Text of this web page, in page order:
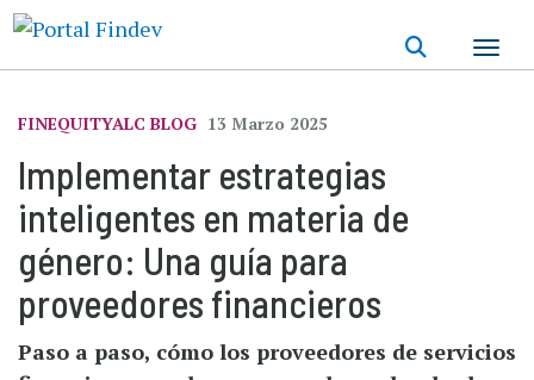
principal
FINEQUITYALC BLOG 13 Marzo 2025
Implementar estrategias
inteligentes en materia de
género: Una guía para
proveedores financieros
Paso a paso, cómo los proveedores de servicios